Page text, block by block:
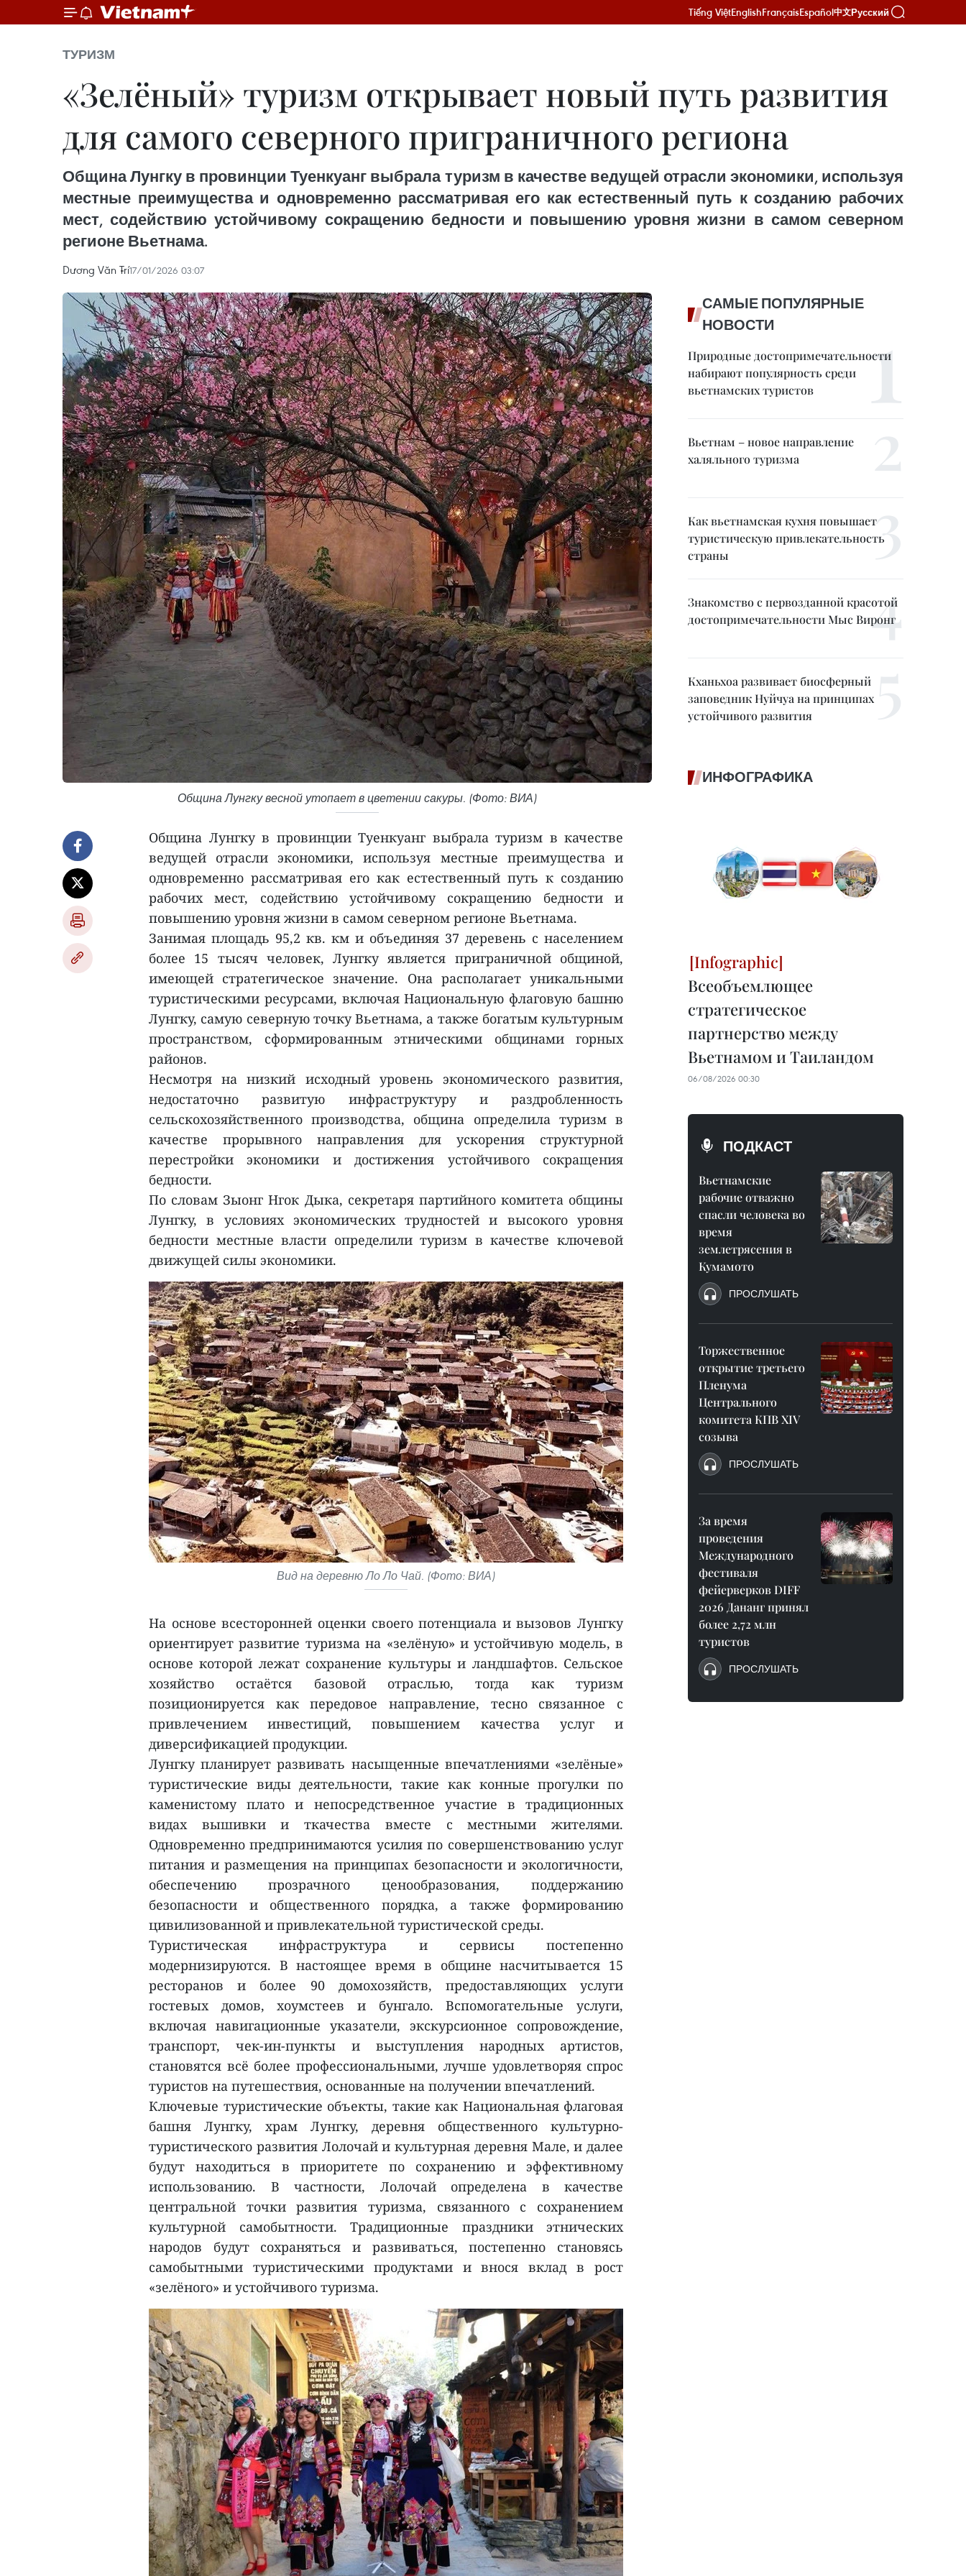
Tiếng ViệtEnglishFrançaisEspañol中文Русский
ТУРИЗМ
«Зелёный» туризм открывает новый путь развития
для самого северного приграничного региона
Община Лунгку в провинции Туенкуанг выбрала туризм в качестве ведущей отрасли экономики, используя
местные преимущества и одновременно рассматривая его как естественный путь к созданию рабочих
мест, содействию устойчивому сокращению бедности и повышению уровня жизни в самом северном
регионе Вьетнама.
Dương Văn Trí17/01/2026 03:07
Община Лунгку весной утопает в цветении сакуры. (Фото: ВИА)
Община Лунгку в провинции Туенкуанг выбрала туризм в качестве
ведущей отрасли экономики, используя местные преимущества и
одновременно рассматривая его как естественный путь к созданию
рабочих мест, содействию устойчивому сокращению бедности и
повышению уровня жизни в самом северном регионе Вьетнама.
Занимая площадь 95,2 кв. км и объединяя 37 деревень с населением
более 15 тысяч человек, Лунгку является приграничной общиной,
имеющей стратегическое значение. Она располагает уникальными
туристическими ресурсами, включая Национальную флаговую башню
Лунгку, самую северную точку Вьетнама, а также богатым культурным
пространством, сформированным этническими общинами горных
районов.
Несмотря на низкий исходный уровень экономического развития,
недостаточно развитую инфраструктуру и раздробленность
сельскохозяйственного производства, община определила туризм в
качестве прорывного направления для ускорения структурной
перестройки экономики и достижения устойчивого сокращения
бедности.
По словам Зыонг Нгок Дыка, секретаря партийного комитета общины
Лунгку, в условиях экономических трудностей и высокого уровня
бедности местные власти определили туризм в качестве ключевой
движущей силы экономики.
Вид на деревню Ло Ло Чай. (Фото: ВИА)
На основе всесторонней оценки своего потенциала и вызовов Лунгку
ориентирует развитие туризма на «зелёную» и устойчивую модель, в
основе которой лежат сохранение культуры и ландшафтов. Сельское
хозяйство остаётся базовой отраслью, тогда как туризм
позиционируется как передовое направление, тесно связанное с
привлечением инвестиций, повышением качества услуг и
диверсификацией продукции.
Лунгку планирует развивать насыщенные впечатлениями «зелёные»
туристические виды деятельности, такие как конные прогулки по
каменистому плато и непосредственное участие в традиционных
видах вышивки и ткачества вместе с местными жителями.
Одновременно предпринимаются усилия по совершенствованию услуг
питания и размещения на принципах безопасности и экологичности,
обеспечению прозрачного ценообразования, поддержанию
безопасности и общественного порядка, а также формированию
цивилизованной и привлекательной туристической среды.
Туристическая инфраструктура и сервисы постепенно
модернизируются. В настоящее время в общине насчитывается 15
ресторанов и более 90 домохозяйств, предоставляющих услуги
гостевых домов, хоумстеев и бунгало. Вспомогательные услуги,
включая навигационные указатели, экскурсионное сопровождение,
транспорт, чек-ин-пункты и выступления народных артистов,
становятся всё более профессиональными, лучше удовлетворяя спрос
туристов на путешествия, основанные на получении впечатлений.
Ключевые туристические объекты, такие как Национальная флаговая
башня Лунгку, храм Лунгку, деревня общественного культурно-
туристического развития Лолочай и культурная деревня Мале, и далее
будут находиться в приоритете по сохранению и эффективному
использованию. В частности, Лолочай определена в качестве
центральной точки развития туризма, связанного с сохранением
культурной самобытности. Традиционные праздники этнических
народов будут сохраняться и развиваться, постепенно становясь
самобытными туристическими продуктами и внося вклад в рост
«зелёного» и устойчивого туризма.
САМЫЕ ПОПУЛЯРНЫЕ
НОВОСТИ
Природные достопримечательности
набирают популярность среди
вьетнамских туристов
Вьетнам – новое направление
халяльного туризма
Как вьетнамская кухня повышает
туристическую привлекательность
страны
Знакомство с первозданной красотой
достопримечательности Мыс Виронг
Кханьхоа развивает биосферный
заповедник Нуйчуа на принципах
устойчивого развития
ИНФОГРАФИКА
Всеобъемлющее
стратегическое
партнерство между
Вьетнамом и Таиландом
06/08/2026 00:30
ПОДКАСТ
Вьетнамские
рабочие отважно
спасли человека во
время
землетрясения в
Кумамото
ПРОСЛУШАТЬ
Торжественное
открытие третьего
Пленума
Центрального
комитета КПВ XIV
созыва
ПРОСЛУШАТЬ
За время
проведения
Международного
фестиваля
фейерверков DIFF
2026 Дананг принял
более 2,72 млн
туристов
ПРОСЛУШАТЬ